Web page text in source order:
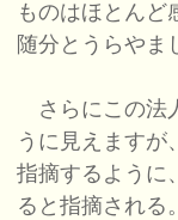
ものはほとんど
随分とうらやま
さらにこの法
うに見えますが
指摘するように
ると指摘される